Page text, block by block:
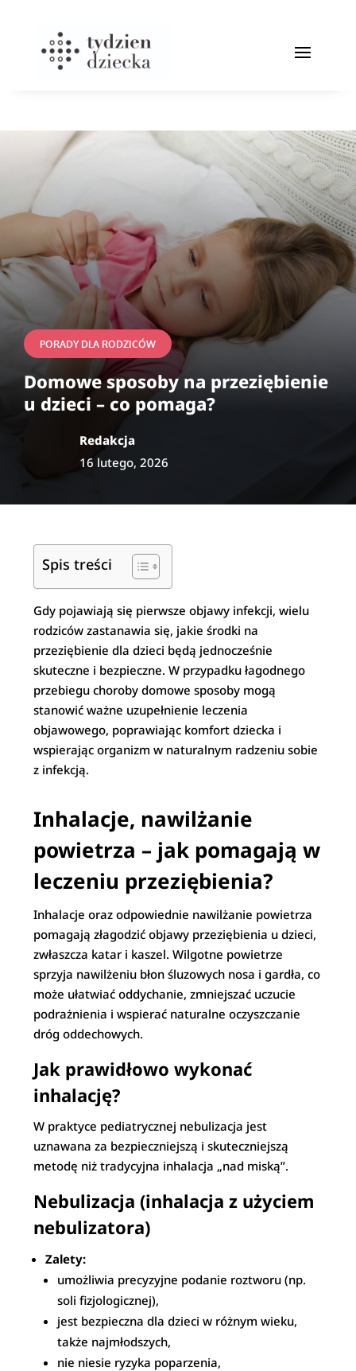
PORADY DLA RODZICÓW
Domowe sposoby na przeziębienie
u dzieci – co pomaga?
Redakcja
16 lutego, 2026
Spis treści
Gdy pojawiają się pierwsze objawy infekcji, wielu
rodziców zastanawia się, jakie środki na
przeziębienie dla dzieci będą jednocześnie
skuteczne i bezpieczne. W przypadku łagodnego
przebiegu choroby domowe sposoby mogą
stanowić ważne uzupełnienie leczenia
objawowego, poprawiając komfort dziecka i
wspierając organizm w naturalnym radzeniu sobie
z infekcją.
Inhalacje, nawilżanie
powietrza – jak pomagają w
leczeniu przeziębienia?
Inhalacje oraz odpowiednie nawilżanie powietrza
pomagają złagodzić objawy przeziębienia u dzieci,
zwłaszcza katar i kaszel. Wilgotne powietrze
sprzyja nawilżeniu błon śluzowych nosa i gardła, co
może ułatwiać oddychanie, zmniejszać uczucie
podrażnienia i wspierać naturalne oczyszczanie
dróg oddechowych.
Jak prawidłowo wykonać
inhalację?
W praktyce pediatrycznej nebulizacja jest
uznawana za bezpieczniejszą i skuteczniejszą
metodę niż tradycyjna inhalacja „nad miską”.
Nebulizacja (inhalacja z użyciem
nebulizatora)
Zalety:
umożliwia precyzyjne podanie roztworu (np.
soli fizjologicznej),
jest bezpieczna dla dzieci w różnym wieku,
także najmłodszych,
nie niesie ryzyka poparzenia,